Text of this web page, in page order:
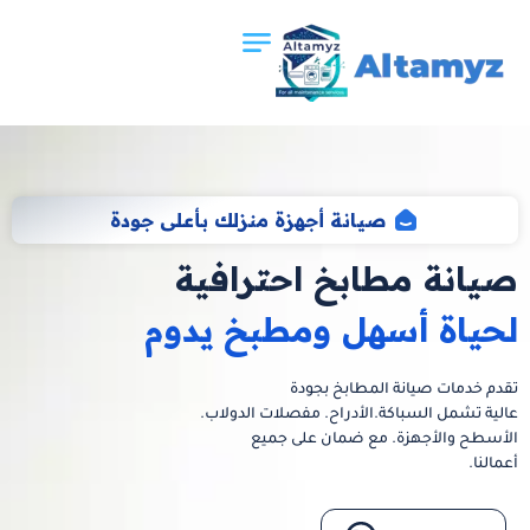
صيانة أجهزة منزلك بأعلى جودة
صيانة مطابخ احترافية
لحياة أسهل ومطبخ يدوم
تقدم خدمات صيانة المطابخ بجودة
عالية تشمل السباكة.الأدراح. مفصلات الدولاب.
الأسطح والأجهزة. مع ضمان على جميع
أعمالنا.